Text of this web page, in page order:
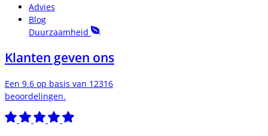
Advies
Blog
Duurzaamheid
Klanten geven ons
Een 9.6 op basis van 12316
beoordelingen.